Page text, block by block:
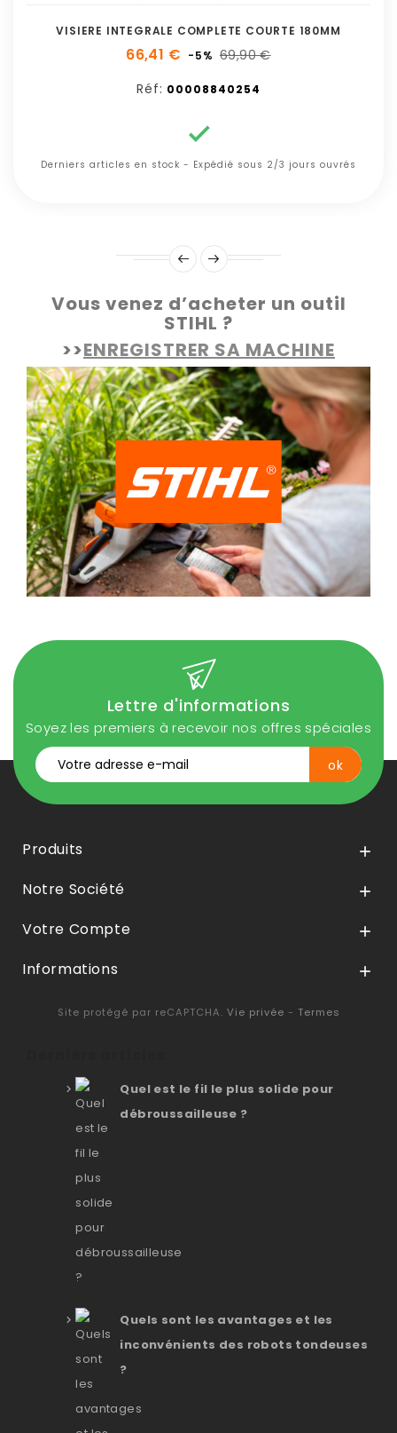
VISIERE INTEGRALE COMPLETE COURTE 180MM
66,41 € -5% 69,90 €
Réf: 00008840254

Derniers articles en stock - Expédié sous 2/3 jours ouvrés
Vous venez d’acheter un outil
STIHL ?
>>ENREGISTRER SA MACHINE
Lettre d'informations
Soyez les premiers à recevoir nos offres spéciales
Produits 
Notre Société 
Votre Compte 
Informations 
Site protégé par reCAPTCHA. Vie privée - Termes
Quel est le fil le plus solide pour
débroussailleuse ?
Quels sont les avantages et les
inconvénients des robots tondeuses
?